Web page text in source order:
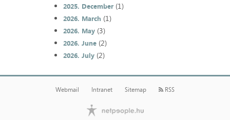
2025. December(1)
2026. March (1)
2026. May(3)
2026. June(2)
2026. July(2)
Webmail Intranet Sitemap RSS